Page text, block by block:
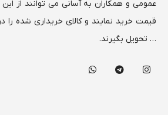
عمومی و همکاران به آسانی می توانند از
قیمت خرید نمایند و کالای خریداری شده را
… تحویل بگیرند.